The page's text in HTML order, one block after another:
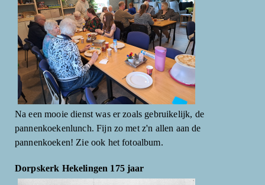
Na een mooie dienst was er zoals gebruikelijk, de
pannenkoekenlunch. Fijn zo met z'n allen aan de
pannenkoeken! Zie ook het fotoalbum.
Dorpskerk Hekelingen 175 jaar